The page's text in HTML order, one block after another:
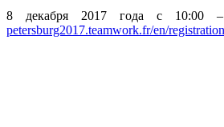
8 декабря 2017 года с 10:00 –
petersburg2017.teamwork.fr/en/registration